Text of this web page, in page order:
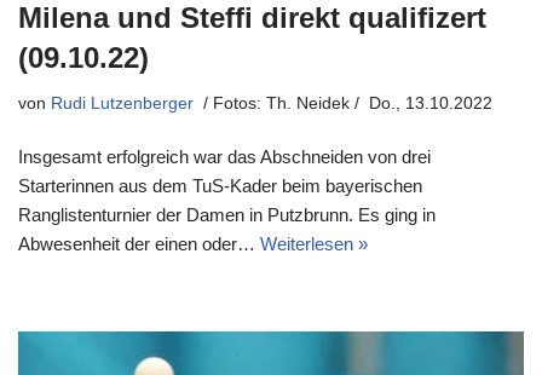
Milena und Steffi direkt qualifizert
(09.10.22)
von Rudi Lutzenberger Do., 13.10.2022
Insgesamt erfolgreich war das Abschneiden von drei
Starterinnen aus dem TuS-Kader beim bayerischen
Ranglistenturnier der Damen in Putzbrunn. Es ging in
Abwesenheit der einen oder… Weiterlesen »